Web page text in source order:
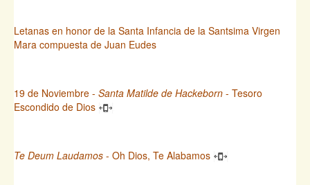
Letanas en honor de la Santa Infancia de la Santsima Virgen
Mara compuesta de Juan Eudes
19 de Noviembre - Santa Matilde de Hackeborn - Tesoro
Escondido de Dios
Te Deum Laudamos - Oh Dios, Te Alabamos